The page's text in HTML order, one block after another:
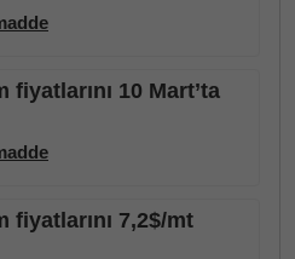
fiyatlarını 10 Mart’ta
fiyatlarını 7,2$/mt